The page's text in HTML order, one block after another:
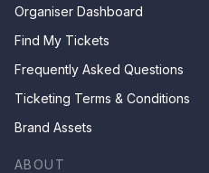
Organiser Dashboard
Find My Tickets
Frequently Asked Questions
Ticketing Terms & Conditions
Brand Assets
ABOUT